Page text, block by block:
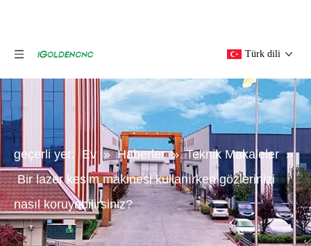
Türk dili
geçerli yer: Ev » Haberler » Teknik Makaleler »
Bir lazer kesim makinesi kullanırken gözlerinizi
nasıl koruyabilirsiniz?